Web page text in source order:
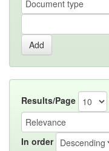
Results/Page
In order